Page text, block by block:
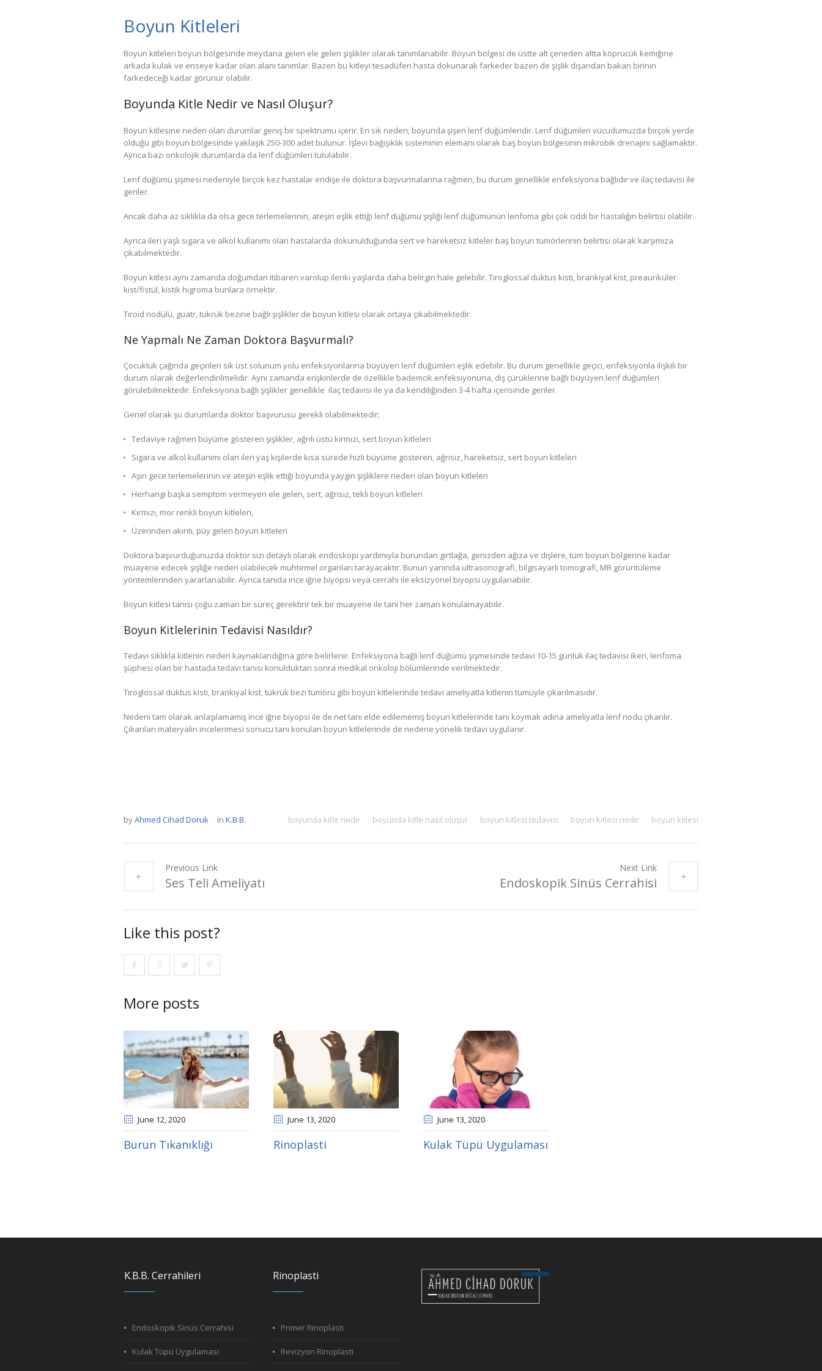
Boyun Kitleleri
Boyun kitleleri boyun bölgesinde meydana gelen ele gelen şişlikler olarak tanımlanabilir. Boyun bölgesi de üstte alt çeneden altta köprücük kemiğine
arkada kulak ve enseye kadar olan alanı tanımlar. Bazen bu kitleyi tesadüfen hasta dokunarak farkeder bazen de şişlik dışarıdan bakan birinin
farkedeceği kadar görünür olabilir.
Boyunda Kitle Nedir ve Nasıl Oluşur?
Boyun kitlesine neden olan durumlar geniş bir spektrumu içerir. En sık neden; boyunda şişen lenf düğümleridir. Lenf düğümleri vücudumuzda birçok yerde
olduğu gibi boyun bölgesinde yaklaşık 250-300 adet bulunur. İşlevi bağışıklık sisteminin elemanı olarak baş boyun bölgesinin mikrobik drenajını sağlamaktır.
Ayrıca bazı onkolojik durumlarda da lenf düğümleri tutulabilir.
Lenf düğümü şişmesi nedeniyle birçok kez hastalar endişe ile doktora başvurmalarına rağmen, bu durum genellikle enfeksiyona bağlıdır ve ilaç tedavisi ile
geriler.
Ancak daha az sıklıkla da olsa gece terlemelerinin, ateşin eşlik ettiği lenf düğümü şişliği lenf düğümünün lenfoma gibi çok ciddi bir hastalığın belirtisi olabilir.
Ayrıca ileri yaşlı sigara ve alkol kullanımı olan hastalarda dokunulduğunda sert ve hareketsiz kitleler baş boyun tümörlerinin belirtisi olarak karşımıza
çıkabilmektedir.
Boyun kitlesi aynı zamanda doğumdan itibaren varolup ileriki yaşlarda daha belirgin hale gelebilir. Tiroglossal duktus kisti, brankiyal kist, preauriküler
kist/fistül, kistik higroma bunlara örnektir.
Tiroid nodülü, guatr, tükrük bezine bağlı şişlikler de boyun kitlesi olarak ortaya çıkabilmektedir.
Ne Yapmalı Ne Zaman Doktora Başvurmalı?
Çocukluk çağında geçirilen sık üst solunum yolu enfeksiyonlarına büyüyen lenf düğümleri eşlik edebilir. Bu durum genellikle geçici, enfeksiyonla ilişkili bir
durum olarak değerlendirilmelidir. Aynı zamanda erişkinlerde de özellikle bademcik enfeksiyonuna, diş çürüklerine bağlı büyüyen lenf düğümleri
görülebilmektedir. Enfeksiyona bağlı şişlikler genellikle ilaç tedavisi ile ya da kendiliğinden 3-4 hafta içerisinde geriler.
Genel olarak şu durumlarda doktor başvurusu gerekli olabilmektedir;
Tedaviye rağmen büyüme gösteren şişlikler, ağrılı üstü kırmızı, sert boyun kitleleri
Sigara ve alkol kullanımı olan ileri yaş kişilerde kısa sürede hızlı büyüme gösteren, ağrısız, hareketsiz, sert boyun kitleleri
Aşırı gece terlemelerinin ve ateşin eşlik ettiği boyunda yaygın şişliklere neden olan boyun kitleleri
Herhangi başka semptom vermeyen ele gelen, sert, ağrısız, tekli boyun kitleleri
Kırmızı, mor renkli boyun kitleleri,
Üzerinden akıntı, püy gelen boyun kitleleri
Doktora başvurduğunuzda doktor sizi detaylı olarak endoskopi yardımıyla burundan gırtlağa, genizden ağıza ve dişlere, tüm boyun bölgerine kadar
muayene edecek şişliğe neden olabilecek muhtemel organları tarayacaktır. Bunun yanında ultrasonografi, bilgisayarlı tomografi, MR görüntüleme
yöntemlerinden yararlanabilir. Ayrıca tanıda ince iğne biyopsi veya cerrahi ile eksizyonel biyopsi uygulanabilir.
Boyun kitlesi tanısı çoğu zaman bir süreç gerektirir tek bir muayene ile tanı her zaman konulamayabilir.
Boyun Kitlelerinin Tedavisi Nasıldır?
Tedavi sıklıkla kitlenin neden kaynaklandığına göre belirlenir. Enfeksiyona bağlı lenf düğümü şişmesinde tedavi 10-15 günlük ilaç tedavisi iken, lenfoma
şüphesi olan bir hastada tedavi tanısı konulduktan sonra medikal onkoloji bölümlerinde verilmektedir.
Tiroglossal duktus kisti, brankiyal kist, tükrük bezi tümörü gibi boyun kitlelerinde tedavi ameliyatla kitlenin tümüyle çıkarılmasıdır.
Nedeni tam olarak anlaşılamamış ince iğne biyopsi ile de net tanı elde edilememiş boyun kitlelerinde tanı koymak adına ameliyatla lenf nodu çıkarılır.
Çıkarılan materyalin incelenmesi sonucu tanı konulan boyun kitlelerinde de nedene yönelik tedavi uygulanır.
byAhmed Cihad Doruk In K.B.B. boyun kitlesi
boyun kitlesi nedir
boyun kitlesi tedavisi
boyunda kitle nasıl oluşur
boyunda kitle nedir
Previous Link
Ses Teli Ameliyatı
Next Link
Endoskopik Sinüs Cerrahisi
Like this post?
More posts
June 12, 2020
Burun Tıkanıklığı
June 13, 2020
Rinoplasti
June 13, 2020
Kulak Tüpü Uygulaması
K.B.B. Cerrahileri
Endoskopik Sinüs Cerrahisi
Kulak Tüpü Uygulaması
Rinoplasti
Primer Rinoplasti
Revizyon Rinoplasti